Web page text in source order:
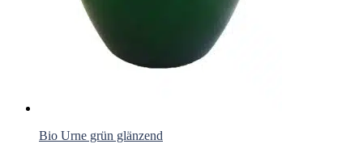
Bio Urne grün glänzend